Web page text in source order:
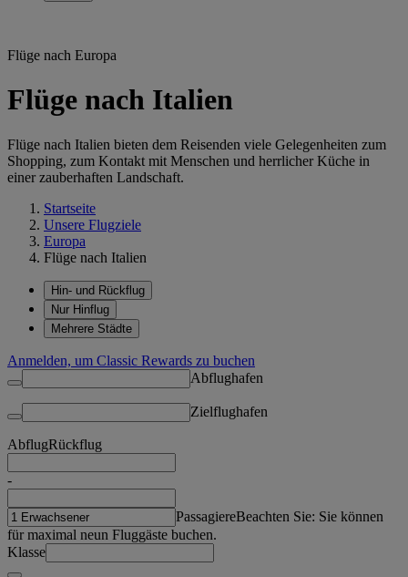
Flüge nach Europa
Flüge nach Italien
Flüge nach Italien bieten dem Reisenden viele Gelegenheiten zum
Shopping, zum Kontakt mit Menschen und herrlicher Küche in
einer zauberhaften Landschaft.
Startseite
Unsere Flugziele
Europa
Flüge nach Italien
Hin- und Rückflug
Nur Hinflug
Mehrere Städte
Anmelden, um Classic Rewards zu buchen
Abflughafen
Zielflughafen
AbflugRückflug
-
PassagiereBeachten Sie: Sie können
für maximal neun Fluggäste buchen.
Klasse